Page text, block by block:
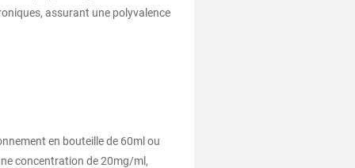
assurant une polyvalence
en bouteille de 60ml ou
concentration de 20mg/ml,